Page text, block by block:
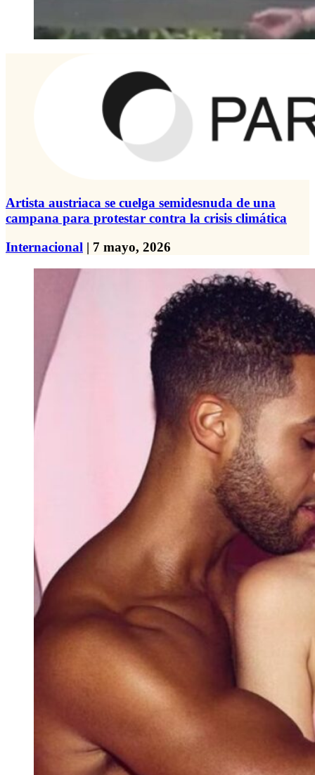
Artista austriaca se cuelga semidesnuda de una
campana para protestar contra la crisis climática
Internacional | 7 mayo, 2026